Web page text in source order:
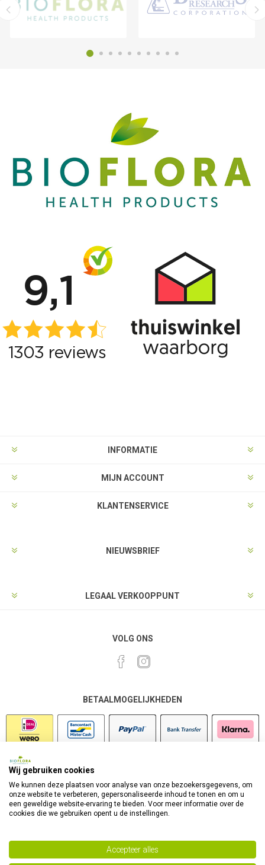
INFORMATIE
MIJN ACCOUNT
KLANTENSERVICE
NIEUWSBRIEF
LEGAAL VERKOOPPUNT
VOLG ONS
BETAALMOGELIJKHEDEN
Wij gebruiken cookies
We kunnen deze plaatsen voor analyse van onze bezoekersgegevens, om
onze website te verbeteren, gepersonaliseerde inhoud te tonen en om u
een geweldige website-ervaring te bieden. Voor meer informatie over de
cookies die we gebruiken opent u de instellingen.
Accepteer alles